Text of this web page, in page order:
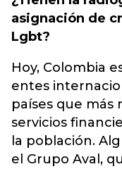
asignación de
Lgbt?
Hoy, Colombia
entes
países que más
servicios
la población.
el Grupo Aval,